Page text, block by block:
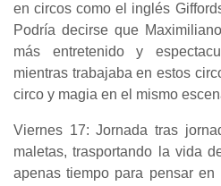
en circos como el inglés
Podría decirse que
más entretenido y
mientras trabajaba en estos
circo y magia en el mismo
Viernes 17: Jornada tras
maletas, trasportando la vida
apenas tiempo para pensar